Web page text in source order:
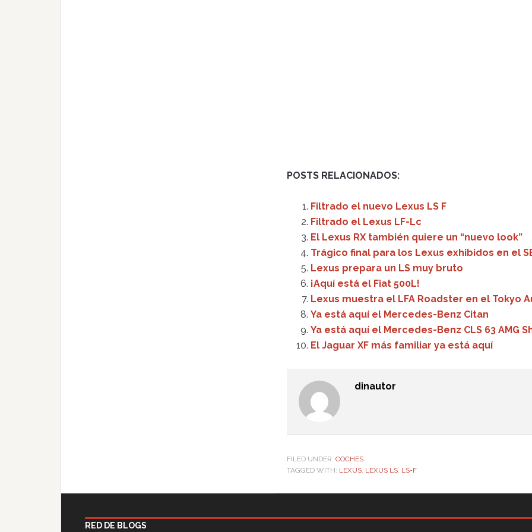
POSTS RELACIONADOS:
Filtrado el nuevo Lexus LS F
Filtrado el Lexus LF-Lc
El Lexus RX también quiere un “nuevo look”
Trágico final para los Lexus exhibidos en el
Lexus prepara un LS muy bruto
¡Aquí está el Fiat 500L!
Lexus muestra el LFA Roadster en el Tokyo
Ya está aquí el Mercedes-Benz Citan
Ya está aquí el Mercedes-Benz CLS 63 AMG
El Jaguar XF más familiar ya está aquí
dinautor
FILED UNDER: COCHES
TAGGED WITH: LEXUS, LEXUS LS, LS-F
RED DE BLOGS